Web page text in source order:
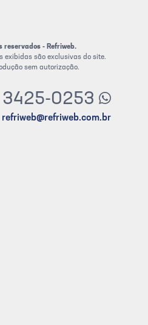
reservados - Refriweb.
exibidas são exclusivas do site.
sem autorização.
3425-0253
refriweb@refriweb.com.br